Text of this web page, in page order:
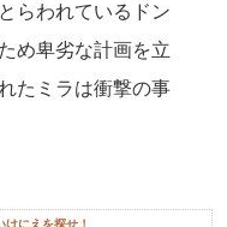
らわれているドン
め卑劣な計画を立
たミラは衝撃の事
けにえを探せ！